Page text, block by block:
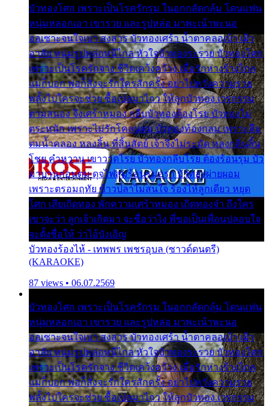
บัวทองโศก เพราะเป็นโรครักรุม ในอกกลัดกลุ้ม โดนแฟน
หนุ่มหลอกเอา เขารวย และรูปหล่อ มาพะเน้าพะนอ
ออเซาะจนใจเบา สงสาร บัวทองเศร้า น้ำตาคลอเบ้า เฝ้า
อาลัย หนุ่มรูปหล่อหนีไกล หัวใจบัวทองระรวย บัวทองโศก
เพราะเป็นโรครักจาง ชีวิตเคว้งคว้าง เมื่อรักห่างร้างไกล
แม่ก็บอก พ่อก็สั่งจะรักใครสักครั้ง อย่าไปหวังความรวย
พลั้งไปใครจะช่วย ซื้อเปลมาไกว ให้ลูกบัวทอง เวรกรรม
ตามสนอง จึงเศร้าหมอง กลีบบัวทองต้องโรย บัวทองไม่
ตระหนัก เพราะไม่รักโคลนตม บัวทองท้องกลม เพราะลืม
ตมน้ำคลอง หลงลิ้น ที่สิ้นสัตย์ เจ้าจึงไม่ระมัด หลงกลิ่นลิ้น
โชย คำหวาน เขาวาดโรย บัวทองกลีบโรย ต้องร้อนรุม บัว
มาบานก่อนตูม ดุจไฟสุมร้อนรุมอุรา บัวทองผ่ายผอม
เพราะตรอมฤทัย ข้าวปลาไม่สนใจ ร้องไห้ลูกเดียว หยุด
โศก เสียเถิดทอง พักความเศร้าหมอง เถิดทองจ๋า ถึงใคร
เขาจะว่า ลูกเจ้าเกิดมา จะชื่อว่าไง พี่ขอเป็นเพื่อนปลอบใจ
จะตั้งชื่อให้ ว่าไอ้บังเอิญ
บัวทองร้องไห้ - เทพพร เพชรอุบล (ซาวด์ดนตรี)
(KARAOKE)
87 views • 06.07.2569
บัวทองโศก เพราะเป็นโรครักรุม ในอกกลัดกลุ้ม โดนแฟน
หนุ่มหลอกเอา เขารวย และรูปหล่อ มาพะเน้าพะนอ
ออเซาะจนใจเบา สงสาร บัวทองเศร้า น้ำตาคลอเบ้า เฝ้า
อาลัย หนุ่มรูปหล่อหนีไกล หัวใจบัวทองระรวย บัวทองโศก
เพราะเป็นโรครักจาง ชีวิตเคว้งคว้าง เมื่อรักห่างร้างไกล
แม่ก็บอก พ่อก็สั่งจะรักใครสักครั้ง อย่าไปหวังความรวย
พลั้งไปใครจะช่วย ซื้อเปลมาไกว ให้ลูกบัวทอง เวรกรรม